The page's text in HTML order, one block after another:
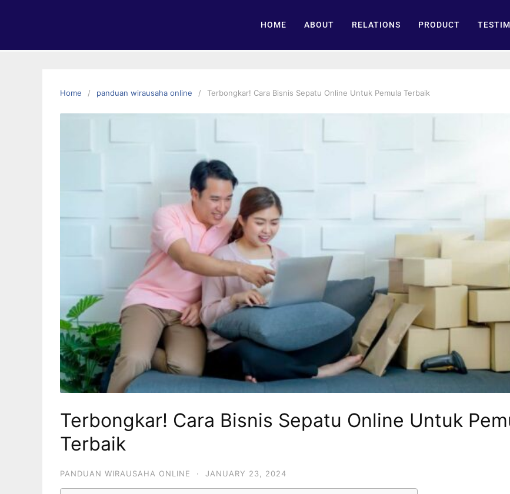
HOME ABOUT RELATIONS PRODUCT
Home panduan wirausaha online Terbongkar! Cara Bisnis Sepatu Online Untuk Pemula Terbaik
Terbongkar! Cara Bisnis Sepatu Online Untuk
Terbaik
PANDUAN WIRAUSAHA ONLINE · JANUARY 23, 2024